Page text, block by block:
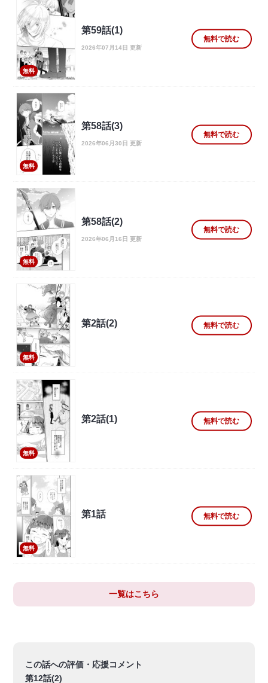
無料
第59話(1)
2026年07月14日 更新
無料で読む
無料
第58話(3)
2026年06月30日 更新
無料で読む
無料
第58話(2)
2026年06月16日 更新
無料で読む
無料
第2話(2) 無料で読む
無料
第2話(1) 無料で読む
無料
第1話 無料で読む
一覧はこちら
この話への評価・応援コメント
第12話(2)